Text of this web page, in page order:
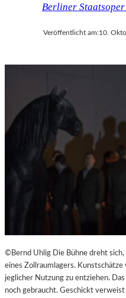
Berliner
Veröffentlicht am:10.
©Bernd Uhlig Die Bühne dreht
eines Zollraumlagers.
jeglicher Nutzung zu entziehen.
noch gebraucht. Geschickt